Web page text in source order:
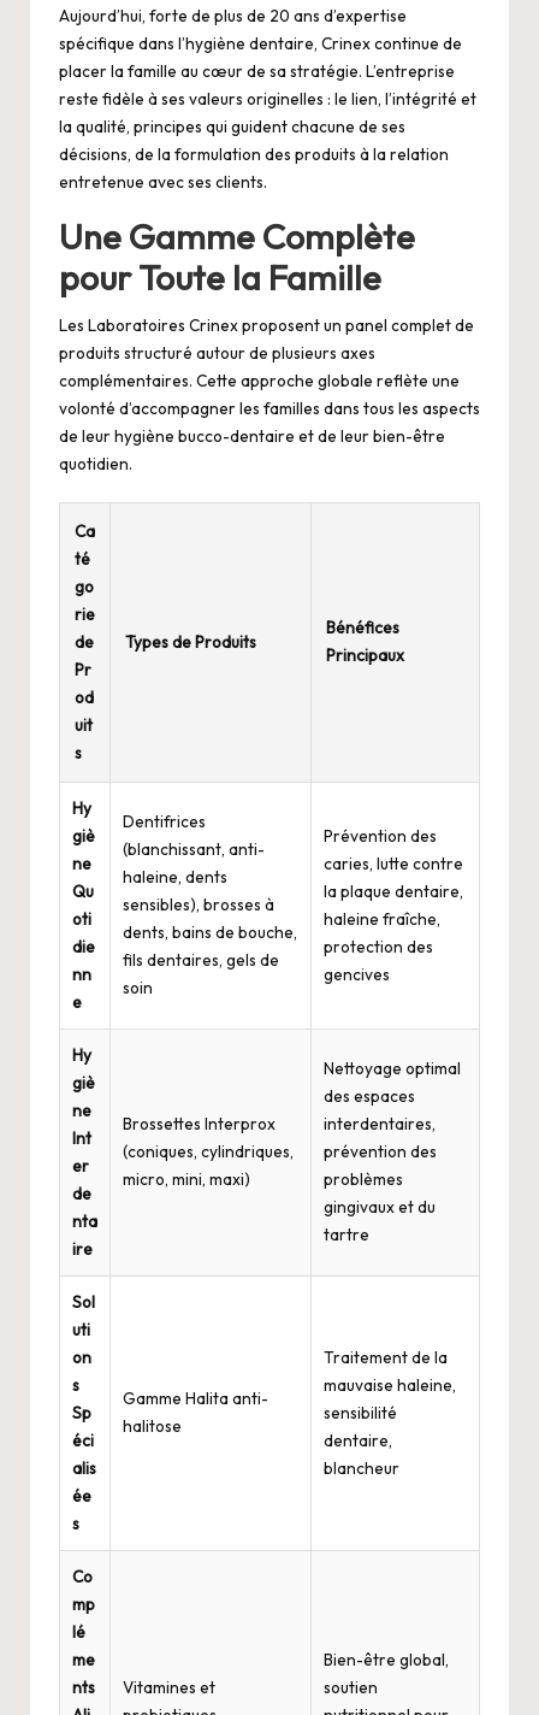
Aujourd’hui, forte de plus de 20 ans d’expertise
spécifique dans l’hygiène dentaire, Crinex continue de
placer la famille au cœur de sa stratégie. L’entreprise
reste fidèle à ses valeurs originelles : le lien, l’intégrité et
la qualité, principes qui guident chacune de ses
décisions, de la formulation des produits à la relation
entretenue avec ses clients.
Une Gamme Complète
pour Toute la Famille
Les Laboratoires Crinex proposent un panel complet de
produits structuré autour de plusieurs axes
complémentaires. Cette approche globale reflète une
volonté d’accompagner les familles dans tous les aspects
de leur hygiène bucco-dentaire et de leur bien-être
quotidien.
Ca
té
go
rie
de
Pr
od
uit
s
Types de Produits
Bénéfices
Principaux
Hy
giè
ne
Qu
oti
die
nn
e
Dentifrices
(blanchissant, anti-
haleine, dents
sensibles), brosses à
dents, bains de bouche,
fils dentaires, gels de
soin
Prévention des
caries, lutte contre
la plaque dentaire,
haleine fraîche,
protection des
gencives
Hy
giè
ne
Int
er
de
nta
ire
Brossettes Interprox
(coniques, cylindriques,
micro, mini, maxi)
Nettoyage optimal
des espaces
interdentaires,
prévention des
problèmes
gingivaux et du
tartre
Sol
uti
on
s
Sp
éci
alis
ée
s
Gamme Halita anti-
halitose
Traitement de la
mauvaise haleine,
sensibilité
dentaire,
blancheur
Co
mp
lé
me
nts
Vitamines et
Bien-être global,
soutien